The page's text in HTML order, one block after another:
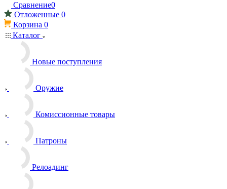
Сравнение0
Отложенные 0
Корзина 0
Каталог
Новые поступления
Оружие
Комиссионные товары
Патроны
Релоадинг